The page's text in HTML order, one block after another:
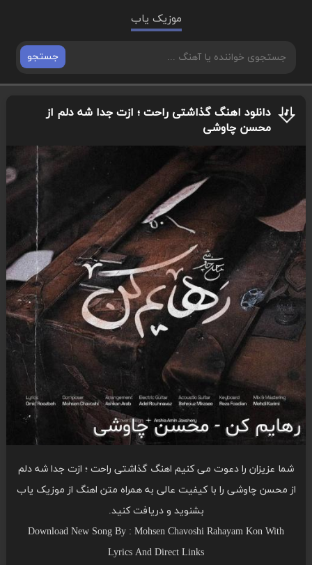
موزیک یاب
جستجو
دانلود اهنگ گذاشتی راحت ؛ ازت جدا شه دلم از
محسن چاوشی
شما عزیزان را دعوت می کنیم اهنگ گذاشتی راحت ؛ ازت جدا شه دلم
از محسن چاوشی را با کیفیت عالی به همراه متن اهنگ از موزیک یاب
بشنوید و دریافت کنید.
Download New Song By : Mohsen Chavoshi Rahayam Kon With
Lyrics And Direct Links